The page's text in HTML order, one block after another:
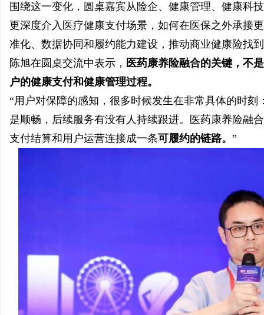
围绕这一变化，圆桌嘉宾从险企、健康管理、健康科
更深度介入医疗健康支付场景，如何在医保之外承接
准化、数据协同和履约能力建设，推动商业健康险找
陈旭在圆桌交流中表示， 医药康养险融合的关键，不
户的健康支付和健康管理过程。
“用户对保障的感知，很多时候发生在非常具体的时
是顺畅，后续服务有没有人持续跟进。医药康养险融
支付结算和用户运营连接成一条可履约的链路。 ”